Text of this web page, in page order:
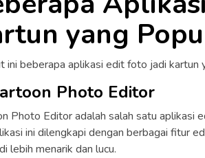
yang
ini beberapa aplikasi edit foto jadi kartun
Photo Editor
Photo Editor adalah salah satu aplikasi
ini dilengkapi dengan berbagai fitur
lebih menarik dan lucu.